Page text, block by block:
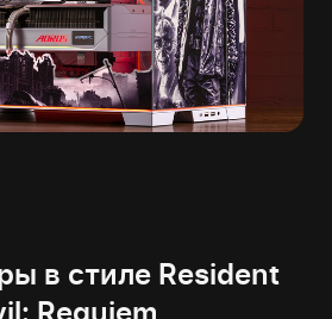
в стиле Resident